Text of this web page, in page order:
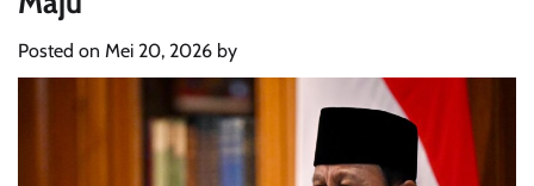
Posted on Mei 20, 2026 by